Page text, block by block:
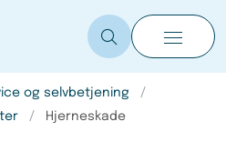
og selvbetjening
Hjerneskade